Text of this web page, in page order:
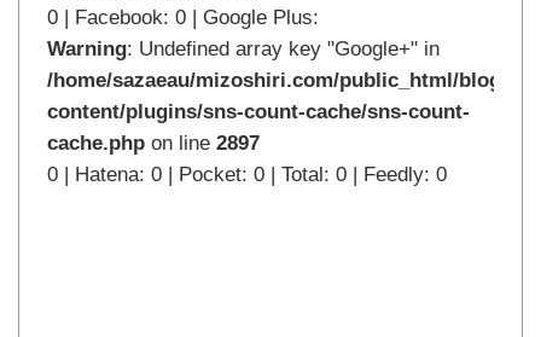
0 | Facebook: 0 | Google Plus:
Warning: Undefined array key "Google+" in
/home/sazaeau/mizoshiri.com/public_html/
content/plugins/sns-count-cache/sns-count-
cache.php on line 2897
0 | Hatena: 0 | Pocket: 0 | Total: 0 | Feedly: 0